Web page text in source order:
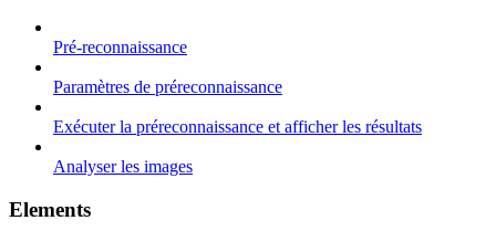
Pré-reconnaissance
Paramètres de préreconnaissance
Exécuter la préreconnaissance et afficher les résultats
Analyser les images
Elements